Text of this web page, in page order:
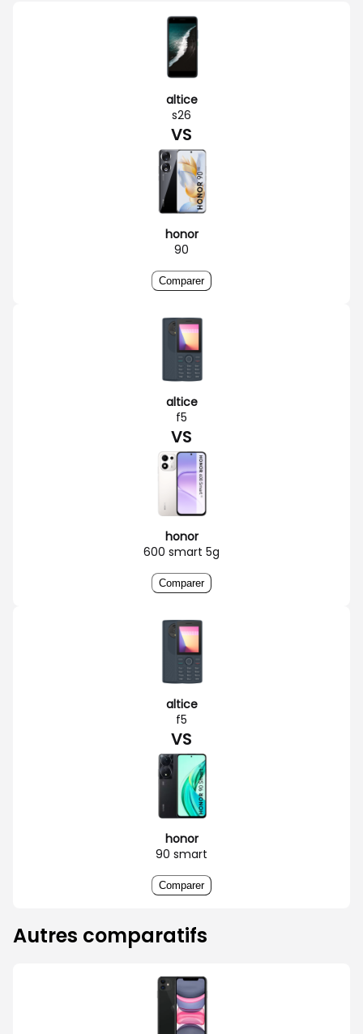
altice
s26
VS
honor
90
Comparer
altice
f5
VS
honor
600 smart 5g
Comparer
altice
f5
VS
honor
90 smart
Comparer
Autres comparatifs